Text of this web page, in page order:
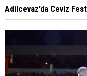
Adilcevaz’da Ceviz